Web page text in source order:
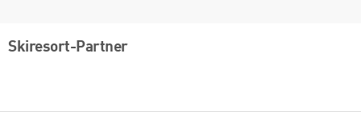
Skiresort-Partner